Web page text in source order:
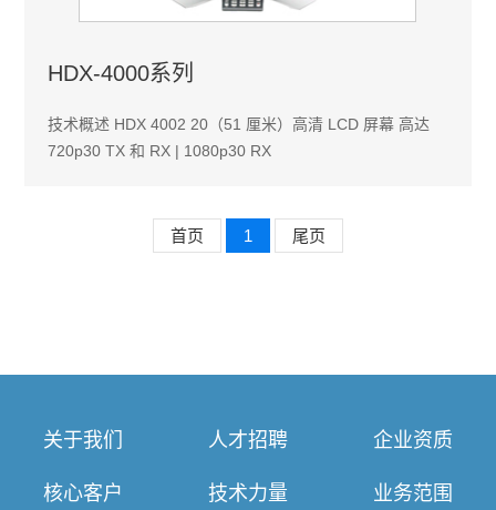
HDX-4000系列
技术概述 HDX 4002 20（51 厘米）高清 LCD 屏幕 高达
720p30 TX 和 RX | 1080p30 RX
首页 1 尾页
关于我们 人才招聘 企业资质
核心客户 技术力量 业务范围